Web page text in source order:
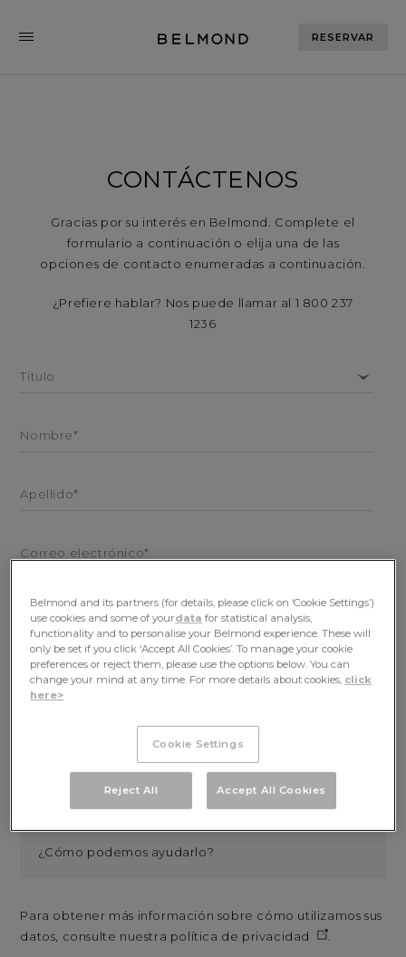
RESERVAR
CONTÁCTENOS
Gracias por su interés en Belmond. Complete el
formulario a continuación o elija una de las
opciones de contacto enumeradas a continuación.
¿Prefiere hablar? Nos puede llamar al 1 800 237
1236
Título
Nombre*
Apellido*
Correo electrónico*
Teléfono celular
Para obtener más información sobre cómo utilizamos sus
datos, consulte nuestra política de privacidad
Belmond and its partners (for details, please click on ‘Cookie Settings’)
use cookies and some of yourdata for statistical analysis,
functionality and to personalise your Belmond experience. These will
only be set if you click ‘Accept All Cookies’. To manage your cookie
preferences or reject them, please use the options below. You can
change your mind at any time. For more details about cookies, click
here>
Cookie Settings
Reject All Accept All Cookies